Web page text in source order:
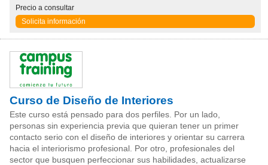
Precio a consultar
Solicita información
Curso de Diseño de Interiores
Este curso está pensado para dos perfiles. Por un lado,
personas sin experiencia previa que quieran tener un primer
contacto serio con el diseño de interiores y orientar su carrera
hacia el interiorismo profesional. Por otro, profesionales del
sector que busquen perfeccionar sus habilidades, actualizarse